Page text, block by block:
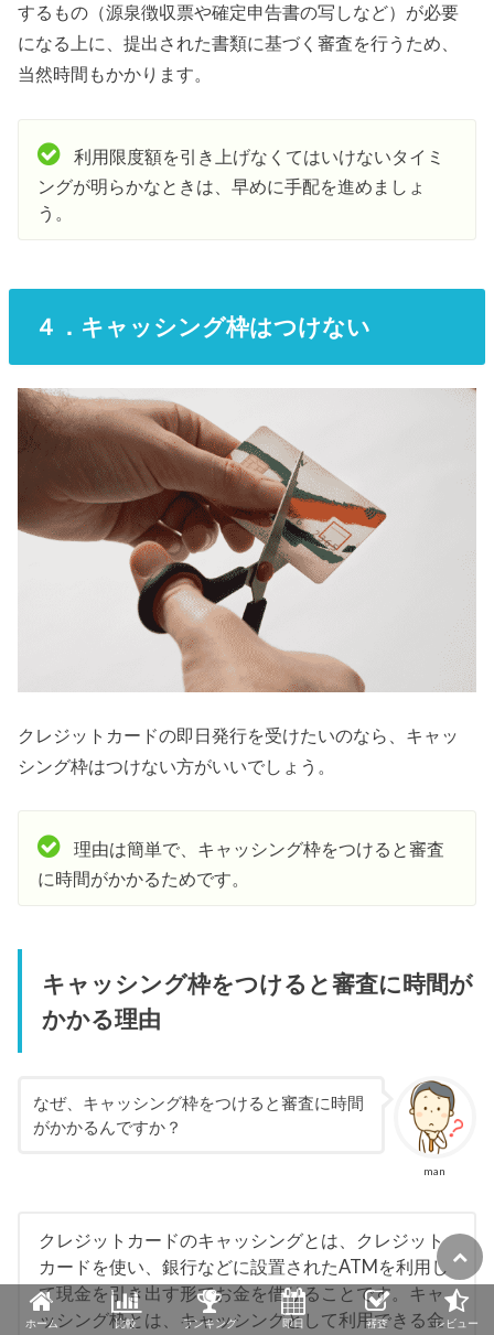
するもの（源泉徴収票や確定申告書の写しなど）が必要
になる上に、提出された書類に基づく審査を行うため、
当然時間もかかります。
利用限度額を引き上げなくてはいけないタイミ
ングが明らかなときは、早めに手配を進めましょ
う。
４．キャッシング枠はつけない
クレジットカードの即日発行を受けたいのなら、キャッ
シング枠はつけない方がいいでしょう。
理由は簡単で、キャッシング枠をつけると審査
に時間がかかるためです。
キャッシング枠をつけると審査に時間が
かかる理由
man
なぜ、キャッシング枠をつけると審査に時間
がかかるんですか？
クレジットカードのキャッシングとは、クレジット
カードを使い、銀行などに設置されたATMを利用し
て現金を引き出す形でお金を借りることです。キャ
ッシング枠とは、キャッシングとして利用できる金
ホーム 比較 ランキング 即日 審査 レビュー